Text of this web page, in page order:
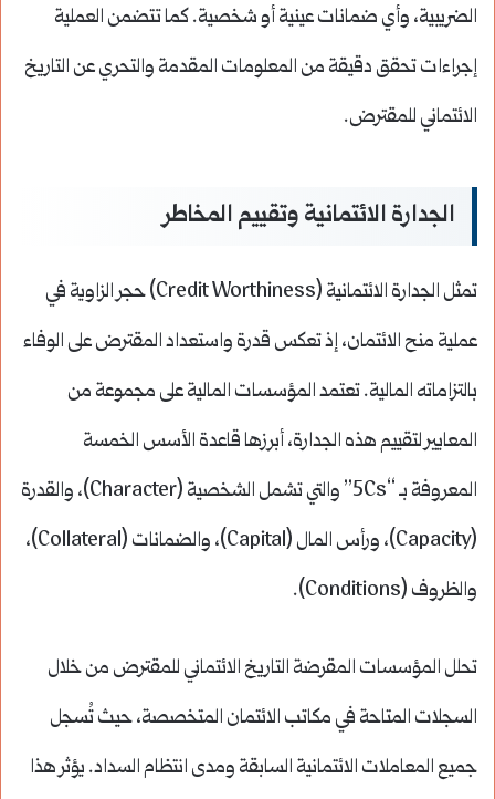
الضريبية، وأي ضمانات عينية أو شخصية. كما تتضمن العملية
إجراءات تحقق دقيقة من المعلومات المقدمة والتحري عن التاريخ
الائتماني للمقترض.
الجدارة الائتمانية وتقييم المخاطر
تمثل الجدارة الائتمانية (Credit Worthiness) حجر الزاوية في
عملية منح الائتمان، إذ تعكس قدرة واستعداد المقترض على الوفاء
بالتزاماته المالية. تعتمد المؤسسات المالية على مجموعة من
المعايير لتقييم هذه الجدارة، أبرزها قاعدة الأسس الخمسة
المعروفة بـ “5Cs” والتي تشمل الشخصية (Character)، والقدرة
(Capacity)، ورأس المال (Capital)، والضمانات (Collateral)،
والظروف (Conditions).
تحلل المؤسسات المقرضة التاريخ الائتماني للمقترض من خلال
السجلات المتاحة في مكاتب الائتمان المتخصصة، حيث تُسجل
جميع المعاملات الائتمانية السابقة ومدى انتظام السداد. يؤثر هذا